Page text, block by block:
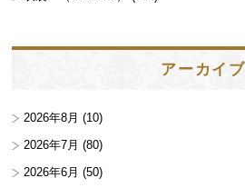
アーカイブ
2026年8月 (10)
2026年7月 (80)
2026年6月 (50)